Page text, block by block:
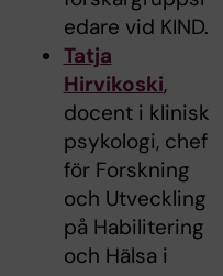
edare vid KIND.
Tatja
Hirvikoski,
docent i klinisk
psykologi, chef
för Forskning
och Utveckling
på Habilitering
och Hälsa i